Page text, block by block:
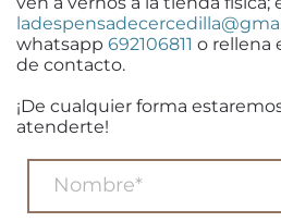
whatsapp 692106811 o rellena
de contacto.
¡De cualquier forma
atenderte!